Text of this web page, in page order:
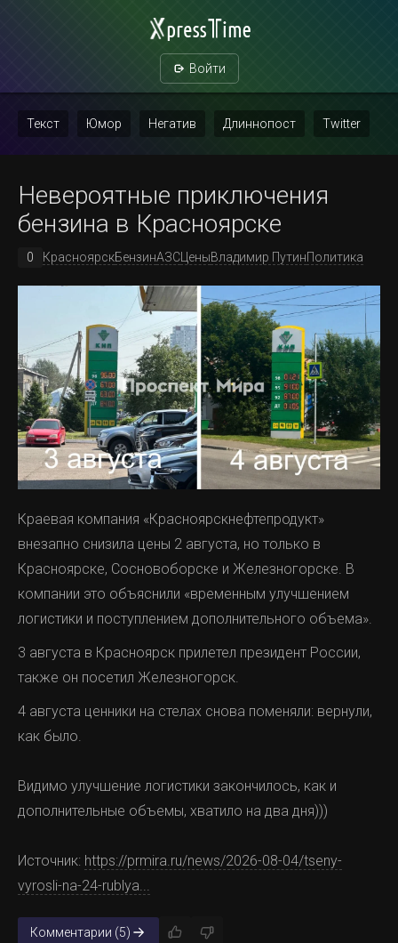
Войти
Текст Юмор Негатив Длиннопост Twitter
Повтор
Невероятные приключения
бензина в Красноярске
0 КрасноярскБензинАЗС ЦеныВладимир ПутинПолитика
Краевая компания «Красноярскнефтепродукт»
внезапно снизила цены 2 августа, но только в
Красноярске, Сосновоборске и Железногорске. В
компании это объяснили «временным улучшением
логистики и поступлением дополнительного объема».
3 августа в Красноярск прилетел президент России,
также он посетил Железногорск.
4 августа ценники на стелах снова поменяли: вернули,
как было.
Видимо улучшение логистики закончилось, как и
дополнительные объемы, хватило на два дня)))
Источник: https://prmira.ru/news/2026-08-04/tseny-
vyrosli-na-24-rublya...
Комментарии (5)